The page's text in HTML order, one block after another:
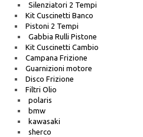
Silenziatori 2 Tempi
Kit Cuscinetti Banco
Pistoni 2 Tempi
Gabbia Rulli Pistone
Kit Cuscinetti Cambio
Campana Frizione
Guarnizioni motore
Disco Frizione
Filtri Olio
polaris
bmw
kawasaki
sherco